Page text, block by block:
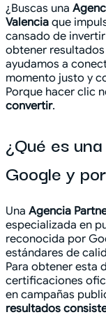
¿Buscas una
Valencia que
cansado de
obtener resultados
ayudamos a
momento justo y
Porque hacer clic
convertir.
¿Qué es
Google y
Una Agencia
especializada en
reconocida por
estándares de
Para obtener esta
certificaciones
en campañas
resultados